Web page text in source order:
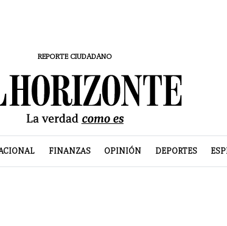
REPORTE CIUDADANO
FINANZAS OPINIÓN DEPORTES